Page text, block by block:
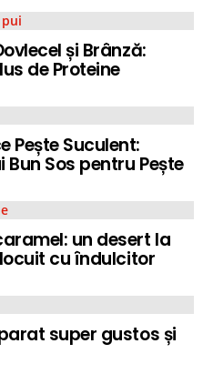
și Brânză:
de Proteine
Pește Suculent:
Sos pentru Pește
un desert la
cu îndulcitor
super gustos și